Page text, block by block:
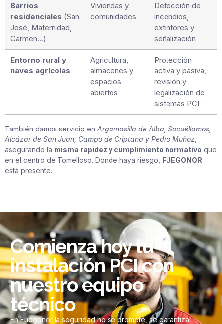
Barrios
residenciales (San
José, Maternidad,
Carmen…)
Viviendas y
comunidades
Detección de
incendios,
extintores y
señalización
Entorno rural y
naves agrícolas
Agricultura,
almacenes y
espacios
abiertos
Protección
activa y pasiva,
revisión y
legalización de
sistemas PCI
También damos servicio en Argamasilla de Alba, Socuéllamos,
Alcázar de San Juan, Campo de Criptana y Pedro Muñoz
asegurando la misma rapidez y cumplimiento normativo que
en el centro de Tomelloso. Donde haya riesgo, FUEGONOR
está presente.
Comienza hoy tu
instalación PCI con
nuestro equipo
técnico
En Fuegonor la seguridad no se promete, se garantiza.